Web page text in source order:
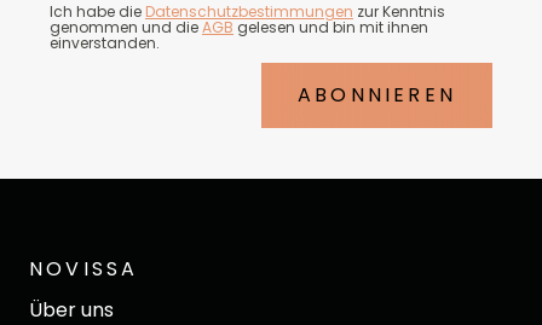
Ich habe die Datenschutzbestimmungen zur Kenntnis
genommen und dieAGB gelesen und bin mit ihnen
einverstanden.
ABONNIEREN
NOVISSA
Über uns